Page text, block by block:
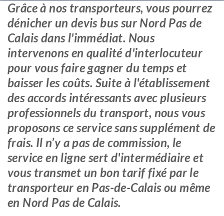
Grâce à nos transporteurs, vous pourrez
dénicher un devis bus sur Nord Pas de
Calais dans l'immédiat. Nous
intervenons en qualité d'interlocuteur
pour vous faire gagner du temps et
baisser les coûts. Suite à l'établissement
des accords intéressants avec plusieurs
professionnels du transport, nous vous
proposons ce service sans supplément de
frais. Il n’y a pas de commission, le
service en ligne sert d'intermédiaire et
vous transmet un bon tarif fixé par le
transporteur en Pas-de-Calais ou même
en Nord Pas de Calais.